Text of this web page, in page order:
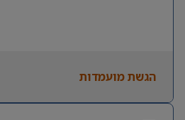
הגשת מועמדות